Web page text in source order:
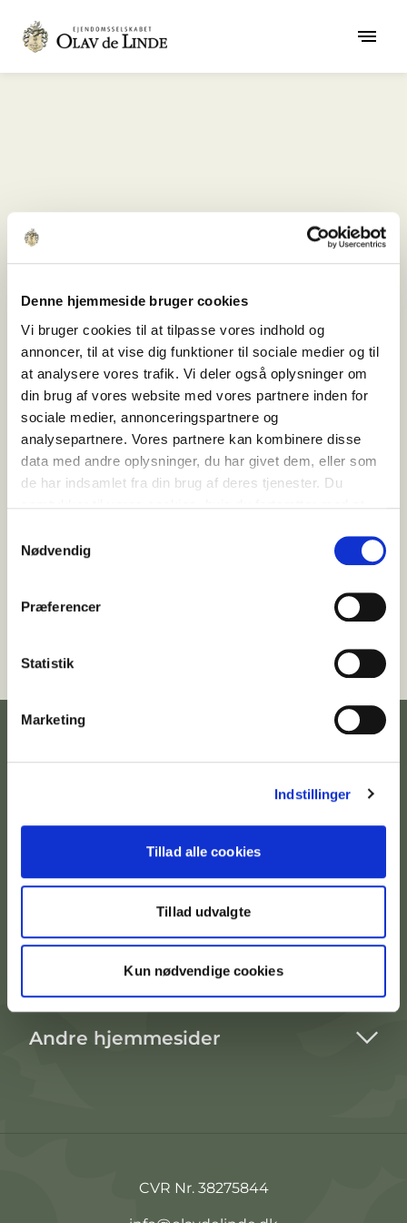
Denne hjemmeside bruger cookies
Vi bruger cookies til at tilpasse vores indhold og
annoncer, til at vise dig funktioner til sociale medier og til
at analysere vores trafik. Vi deler også oplysninger om
din brug af vores website med vores partnere inden for
sociale medier, annonceringspartnere og
analysepartnere. Vores partnere kan kombinere disse
data med andre oplysninger, du har givet dem, eller som
de har indsamlet fra din brug af deres tjenester. Du
Nødvendig
Præferencer
Statistik
Marketing
Indstillinger
Tillad alle cookies
Tillad udvalgte
Kun nødvendige cookies
404
Der er sket en fejl
Error
Gå til forside
Kontakt afdeling
Andre hjemmesider
CVR Nr. 38275844